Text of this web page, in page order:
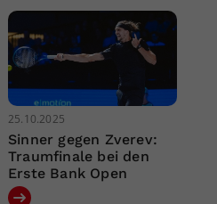
25.10.2025
Sinner gegen Zverev:
Traumfinale bei den
Erste Bank Open